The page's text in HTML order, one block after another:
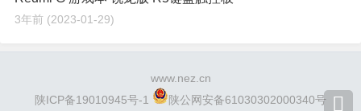
3年前 (2023-01-29)
www.nez.cn
陕ICP备19010945号-1
陕公网安备61030302000340号